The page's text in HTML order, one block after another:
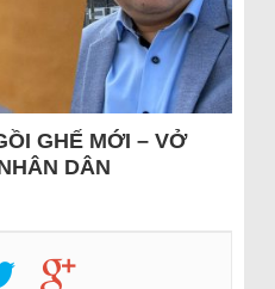
GHẾ MỚI – VỞ
DÂN